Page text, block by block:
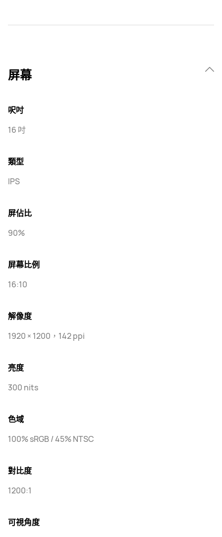
屏幕
呎吋
16 吋
類型
IPS
屏佔比
90%
屏幕比例
16:10
解像度
1920 × 1200，142 ppi
亮度
300 nits
色域
100% sRGB / 45% NTSC
對比度
1200:1
可視角度